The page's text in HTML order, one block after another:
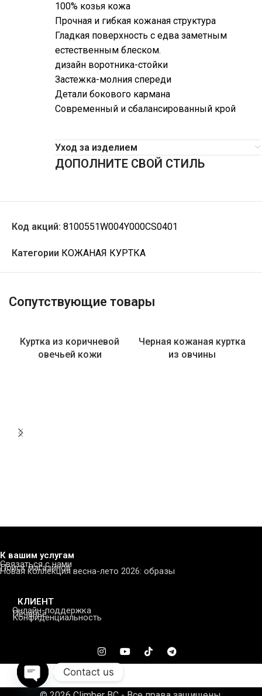
100% козья кожа
Прочная и гибкая кожаная структура
Гладкая поверхность с едва заметным
естественным блеском.
дизайн воротника-стойки
Застежка-молния спереди
Детали бокового кармана
Современный и сбалансированный крой
Уход за изделием
ДОПОЛНИТЕ СВОЙ СТИЛЬ
Код акций: 8100551W004Y000CS0401
Категории КОЖАНАЯ КУРТКА
Сопутствующие товары
Куртка из коричневой
овечьей кожи
Черная кожаная куртка
из овчины
К вашим услугам
Связаться с нами
Поиск магазинов
Новая коллекция весна-лето 2026: образы
КЛИЕНТ
Онлайн-поддержка
Печенье
Конфиденциальность
Contact us